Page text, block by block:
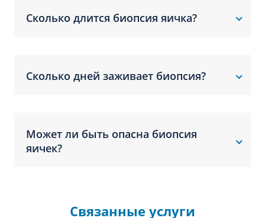
Сколько длится биопсия яичка?
Сколько дней заживает биопсия?
Может ли быть опасна биопсия
яичек?
Связанные услуги